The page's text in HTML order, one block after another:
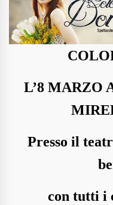
L’8 MARZO
Presso il
con tutti i